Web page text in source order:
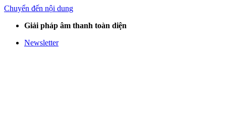
Chuyển đến nội dung
Giải pháp âm thanh toàn diện
Newsletter